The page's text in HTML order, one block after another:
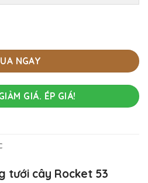
Mạnh mẽ, bền đẹp, giá cực tốt số
NGAY
GIÁ. ÉP GIÁ!
tưới cây Rocket 53